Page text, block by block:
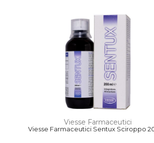
Viesse Farmaceutici
Viesse Farmaceutici Sentux Sciroppo